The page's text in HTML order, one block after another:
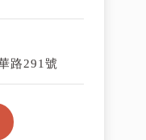
路291號